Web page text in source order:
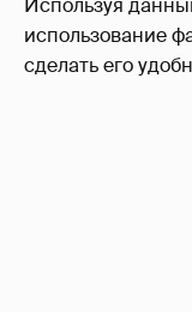
Используя
использование
сделать его